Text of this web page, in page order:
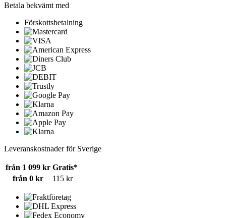
Betala bekvämt med
Förskottsbetalning
Leveranskostnader för Sverige
från 1 099 kr Gratis*
från 0 kr
115 kr